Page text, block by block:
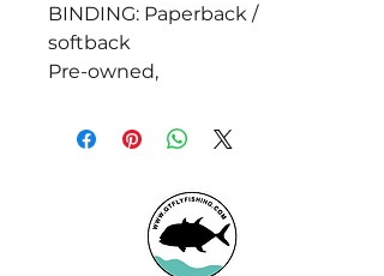
BINDING: Paperback /
softback
Pre-owned,